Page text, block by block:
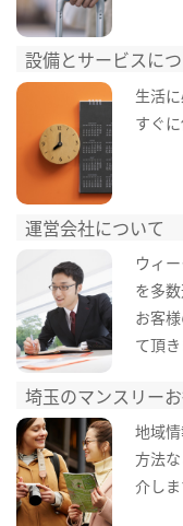
設備とサービスに
生活
すぐ
運営会社について
ウィ
を多数
お客
て頂き
埼玉のマンスリー
地域
方法
介しま